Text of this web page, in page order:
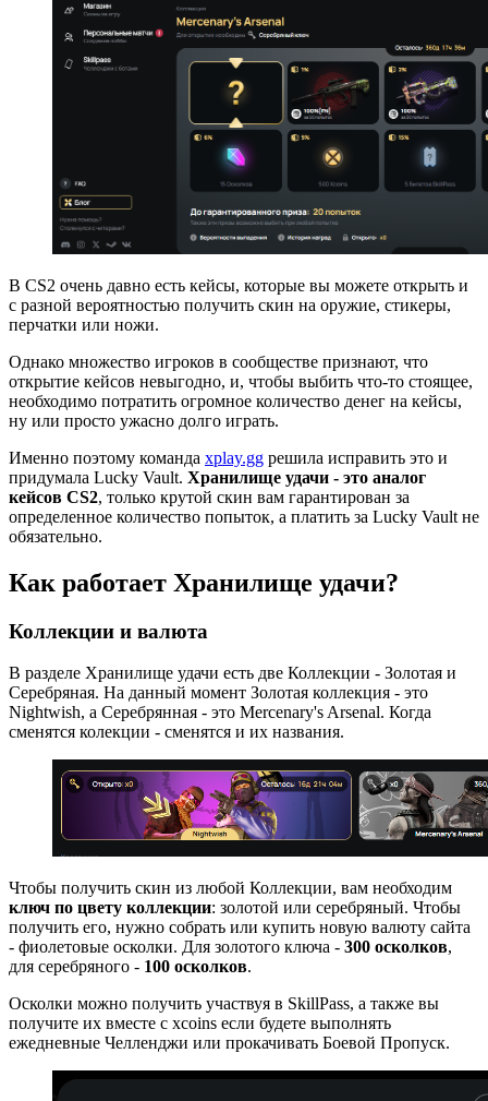
В CS2 очень давно есть кейсы, которые вы можете открыть и
с разной вероятностью получить скин на оружие, стикеры,
перчатки или ножи.
Однако множество игроков в сообществе признают, что
открытие кейсов невыгодно, и, чтобы выбить что-то стоящее,
необходимо потратить огромное количество денег на кейсы,
ну или просто ужасно долго играть.
Именно поэтому команда xplay.gg решила исправить это и
придумала Lucky Vault. Хранилище удачи - это аналог
кейсов CS2, только крутой скин вам гарантирован за
определенное количество попыток, а платить за Lucky Vault не
обязательно.
Как работает Хранилище удачи?
Коллекции и валюта
В разделе Хранилище удачи есть две Коллекции - Золотая и
Серебряная. На данный момент Золотая коллекция - это
Nightwish, а Серебрянная - это Mercenary's Arsenal. Когда
сменятся колекции - сменятся и их названия.
Чтобы получить скин из любой Коллекции, вам необходим
ключ по цвету коллекции: золотой или серебряный. Чтобы
получить его, нужно собрать или купить новую валюту сайта
- фиолетовые осколки. Для золотого ключа - 300 осколков,
для серебряного - 100 осколков.
Осколки можно получить участвуя в SkillPass, а также вы
получите их вместе с xcoins если будете выполнять
ежедневные Челленджи или прокачивать Боевой Пропуск.